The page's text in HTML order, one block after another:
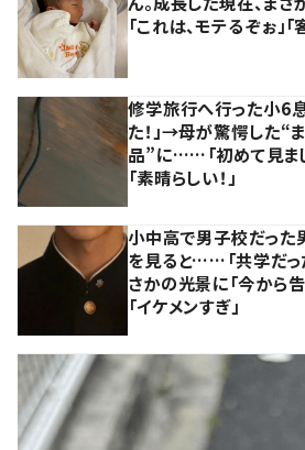
「これは、モテるぞぉ」
修学旅行へ行った小6
た！」→母が驚愕した“
品”に……「初めて見まし
「素晴らしい！」
小中高で男子校だっ
を見ると……「共学だっ
さかの光景に「今から
「イケメンすぎ」